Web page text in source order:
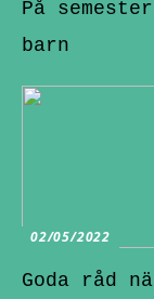
På
barn
02/05/2022
Goda råd